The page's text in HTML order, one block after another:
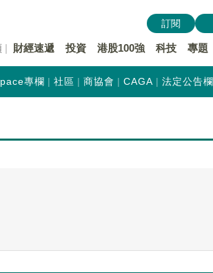
財經速遞 投資 港股100強 科技 專題
訂閱
專欄 社區 商協會 CAGA 法定公告欄